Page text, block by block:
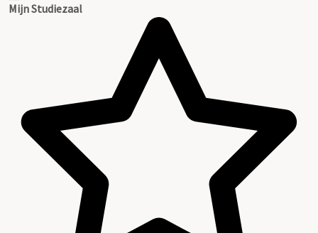
Mijn Studiezaal